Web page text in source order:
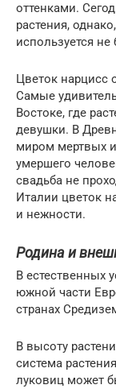
оттенками.
растения,
используется не
Цветок нарцисс
Самые
Востоке, где
девушки. В
миром мертвых
умершего
свадьба не
Италии цветок
и нежности.
Родина и
В естественных
южной части
странах
В высоту
система
луковиц может